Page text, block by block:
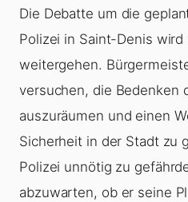
Die Debatte um die
Polizei in Saint-Denis
weitergehen.
versuchen, die Bedenken
auszuräumen und einen
Sicherheit in der Stadt zu
Polizei unnötig zu
abzuwarten, ob er seine